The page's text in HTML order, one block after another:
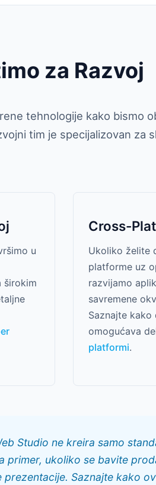
za Razvoj
tehnologije kako bismo
tim je specijalizovan za
u
širokim
Cross-
Ukoliko želite
platforme uz
razvijamo
savremene
Saznajte
omogućava
platformi.
Studio ne kreira samo
primer, ukoliko se bavite
Saznajte kako